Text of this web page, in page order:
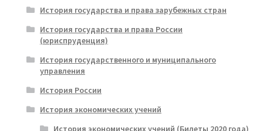
История государства и права зарубежных стран
История государства и права России
(юриспруденция)
История государственного и муниципального
управления
История России
История экономических учений
История экономических учений (Билеты 2020 года)